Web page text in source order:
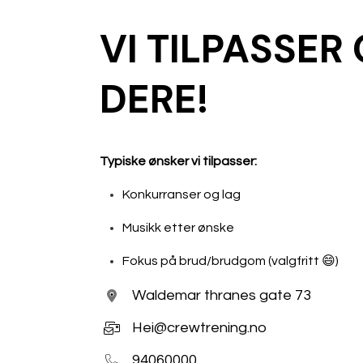
VI TILPASSER
DERE!
Typiske ønsker vi tilpasser:
Konkurranser og lag
Musikk etter ønske
Fokus på brud/brudgom (valgfritt 😄)
Waldemar thranes gate 73
Hei@crewtrening.no